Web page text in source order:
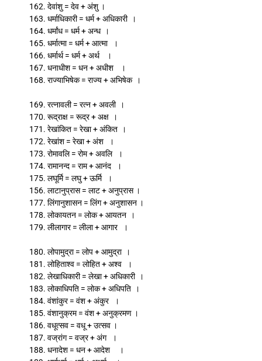
162. देवांशु = देव + अंशु ।
163. धर्माधिकारी = धर्म + अधिकारी ।
164. धर्मांध = धर्म + अन्ध ।
165. धर्मात्मा = धर्म + आत्मा ।
166. धर्मार्थ = धर्म + अर्थ ।
167. धनाधीश = धन + अधीश ।
168. राज्याभिषेक = राज्य + अभिषेक ।
169. रत्नावली = रत्न + अवली ।
170. रूद्राक्ष = रूद्र + अक्ष ।
171. रेखांकित = रेखा + अंकित ।
172. रेखांश = रेखा + अंश ।
173. रोमावलि = रोम + अवलि ।
174. रामानन्द = राम + आनंद ।
175. लघूर्मि = लघु + ऊर्मि ।
156. लाटानुप्रास = लाट + अनुप्रास ।
177. लिंगानुशासन = लिंग + अनुशासन ।
178. लोकायतन = लोक + आयतन ।
179. लीलागार = लीला + आगार ।
180. लोपामुद्रा = लोप + आमुद्रा ।
181. लोहिताश्व = लोहित + अश्व ।
182. लेखाधिकारी = लेखा + अधिकारी ।
183. लोकाधिपति = लोक + अधिपति ।
184. वंशांकुर = वंश + अंकुर ।
185. वंशानुक्रम = वंश + अनुक्रमण ।
186. वधूत्सव = वधू + उत्सव ।
187. वज्रांग = वज्र + अंग ।
188. धनादेश = धन + आदेश ।